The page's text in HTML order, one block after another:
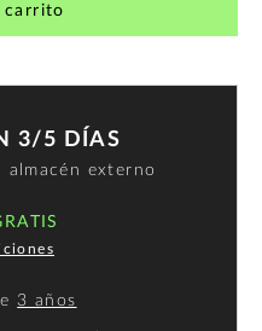
carrito
3/5 DÍAS
almacén externo
3 años